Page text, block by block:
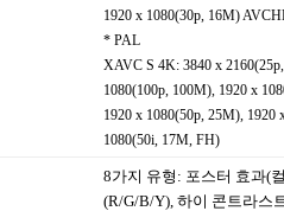
1920 x 1080(30p, 16M)
* PAL
XAVC S 4K: 3840 x
1080(100p, 100M), 1920 x
1920 x 1080(50p, 25M),
1080(50i, 17M, FH)
8가지 유형: 포스터 효과(
(R/G/B/Y), 하이 콘트라스